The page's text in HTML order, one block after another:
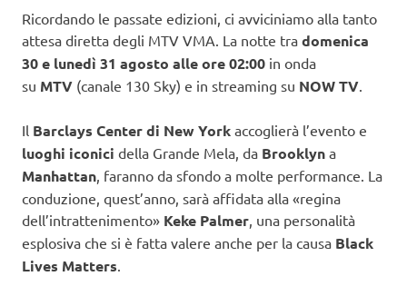
Ricordando le passate edizioni, ci avviciniamo alla tanto
attesa diretta degli MTV VMA. La notte tra domenica
30 e lunedì 31 agosto alle ore 02:00 in onda
su MTV (canale 130 Sky) e in streaming su NOW TV
Il Barclays Center di New York accoglierà l’evento e
luoghi iconici della Grande Mela, da Brooklyn a
Manhattan , faranno da sfondo a molte performance. La
conduzione, quest’anno, sarà affidata alla «regina
dell’intrattenimento» Keke Palmer , una personalità
esplosiva che si è fatta valere anche per la causa Black
Lives Matters